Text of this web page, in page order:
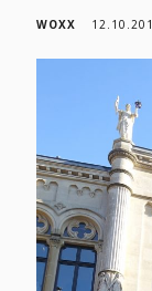
WOXX